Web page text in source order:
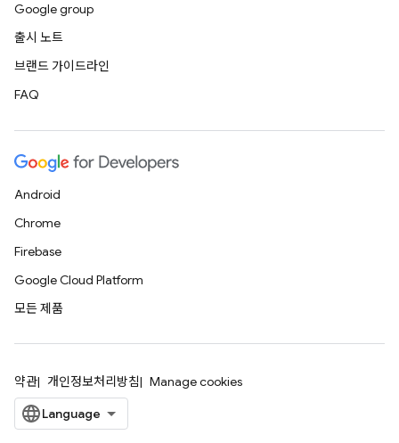
Google group
출시 노트
브랜드 가이드라인
FAQ
Android
Chrome
Firebase
Google Cloud Platform
모든 제품
약관 개인정보처리방침 Manage cookies